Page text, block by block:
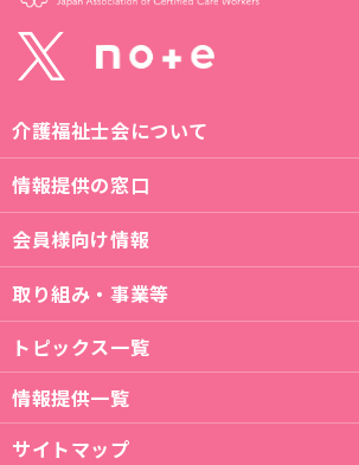
介護福祉士会について
情報提供の窓口
会員様向け情報
取り組み・事業等
トピックス一覧
情報提供一覧
サイトマップ